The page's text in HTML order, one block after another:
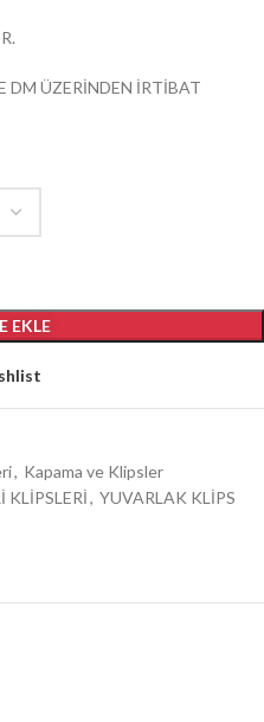
DM ÜZERİNDEN İRTİBAT
EKLE
, Kapama ve Klipsler
KLİPSLERİ, YUVARLAK KLİPS